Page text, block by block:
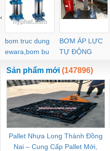
bom truc dung
ewara,bom bu
ewara
BƠM ÁP LỰC
TỰ ĐỘNG
‹
Sản phẩm mới (147896)
Pallet Nhựa Long Thành Đồng
Nai – Cung Cấp Pallet Mới,